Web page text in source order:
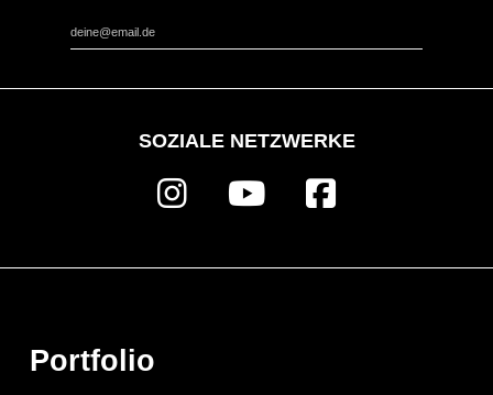
SOZIALE NETZWERKE
Portfolio